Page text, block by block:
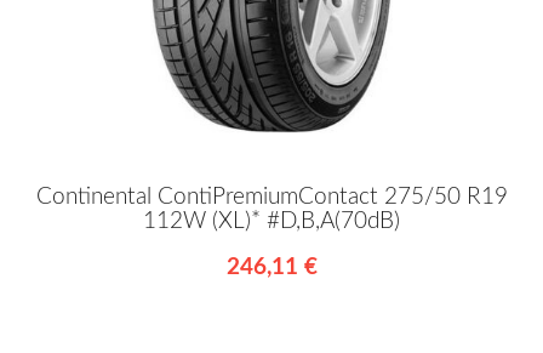
Continental ContiPremiumContact 275/50 R19
112W (XL)* #D,B,A(70dB)
246,11 €